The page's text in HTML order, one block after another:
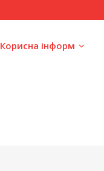
Корисна інформ